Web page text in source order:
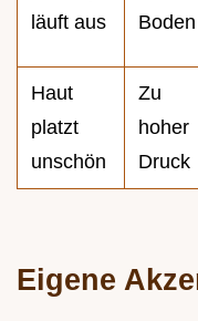
läuft aus
Boden
Haut
platzt
unschön
Zu
hoher
Druck
Eigene